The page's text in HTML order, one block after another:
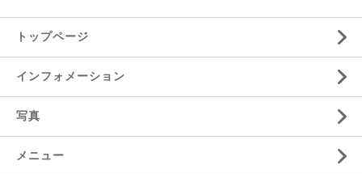
トップページ
インフォメーション
写真
メニュー